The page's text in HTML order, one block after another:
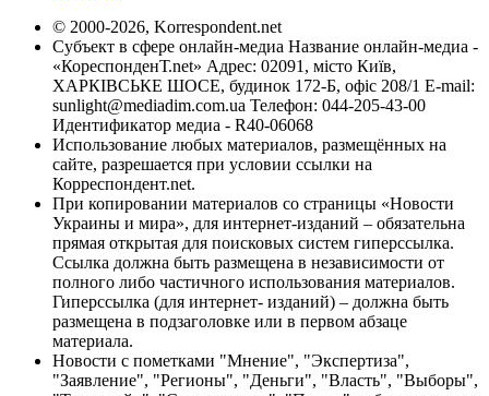
© 2000-2026, Korrespondent.net
Субъект в сфере онлайн-медиа Название онлайн-медиа -
«КореспонденТ.net» Адрес: 02091, місто Київ,
ХАРКІВСЬКЕ ШОСЕ, будинок 172-Б, офіс 208/1 E-mail:
sunlight@mediadim.com.ua Телефон: 044-205-43-00
Идентификатор медиа - R40-06068
Использование любых материалов, размещённых на
сайте, разрешается при условии ссылки на
Корреспондент.net.
При копировании материалов со страницы «Новости
Украины и мира», для интернет-изданий – обязательна
прямая открытая для поисковых систем гиперссылка.
Ссылка должна быть размещена в независимости от
полного либо частичного использования материалов.
Гиперссылка (для интернет- изданий) – должна быть
размещена в подзаголовке или в первом абзаце
материала.
Новости с пометками "Мнение", "Экспертиза",
"Заявление", "Регионы", "Деньги", "Власть", "Выборы",